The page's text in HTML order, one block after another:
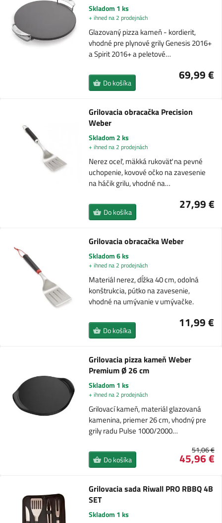
Skladom 1 ks
+ ihned na 2 prodejnách
Glazovaný pizza kameň - kordierit,
vhodné pre plynové grily Genesis 2016+
a Spirit 2016+ a peletové…
69,99 €
Do košíka
Grilovacia obracačka Precision
Weber
Skladom 2 ks
+ ihned na 2 prodejnách
Nerez oceľ, mäkká rukoväť na pevné
uchopenie, kovové očko na zavesenie
na háčik grilu, vhodné na…
27,99 €
Do košíka
Grilovacia obracačka Weber
Skladom 6 ks
+ ihned na 2 prodejnách
Materiál nerez, dĺžka 40 cm, odolná
konštrukcia, pútko na zavesenie,
vhodné na umývanie v umývačke.
11,99 €
Do košíka
Grilovacia pizza kameň Weber
Premium Ø 26 cm
Skladom 1 ks
+ ihned na 2 prodejnách
Grilovací kameň, materiál glazovaná
kamenina, priemer 26 cm, vhodný pre
grily radu Pulse 1000/2000…
51,06 €
45,96 €
Do košíka
Grilovacia sada Riwall PRO RBBQ 4B
SET
Skladom 1 ks